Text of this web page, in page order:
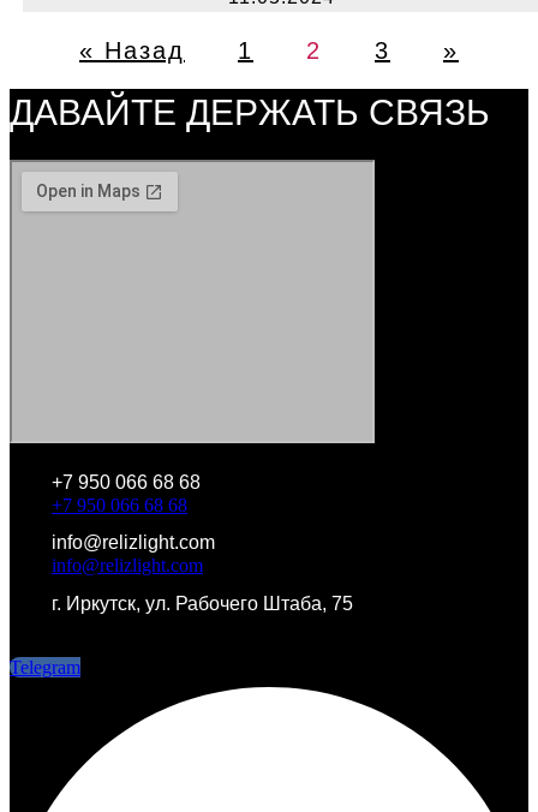
« Назад 1 2 3 »
ДАВАЙТЕ ДЕРЖАТЬ СВЯЗЬ
+7 950 066 68 68
+7 950 066 68 68
info@relizlight.com
info@relizlight.com
г. Иркутск, ул. Рабочего Штаба, 75
Telegram